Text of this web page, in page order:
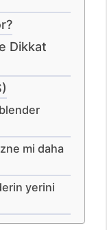
Dikkat
mi daha
yerini